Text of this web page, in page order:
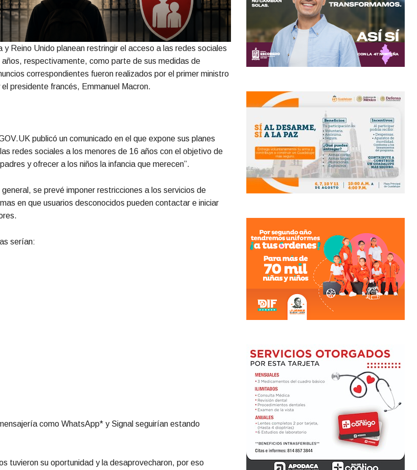
y Reino Unido planean restringir el acceso a las redes sociales
respectivamente, como parte de sus medidas de
correspondientes fueron realizados por el primer ministro
presidente francés, Emmanuel Macron.
publicó un comunicado en el que expone sus planes
redes sociales a los menores de 16 años con el objetivo de
y ofrecer a los niños la infancia que merecen”.
se prevé imponer restricciones a los servicios de
en que usuarios desconocidos pueden contactar e iniciar
serían:
como WhatsApp* y Signal seguirían estando
tuvieron su oportunidad y la desaprovecharon, por eso